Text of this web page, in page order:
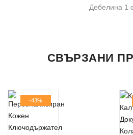
LinkedInДебелина 1
Цвят
Картодържач-Калъф за Лични
Вашият имейл адрес няма да бъде
Задължителните полета са
Адрес
СВЪРЗАНИ
-43%